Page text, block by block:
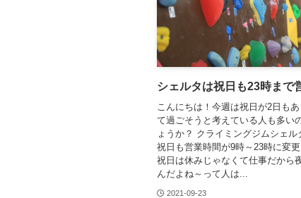
シェルタは祝日も23時まで
こんにちは！今週は祝日が2日も
て過ごそうと考えている人も多い
ょうか？ クライミングジムシェル
祝日も営業時間が9時～23時に変
祝日は休みじゃなくて仕事だから
んだよね～って人は...
2021-09-23